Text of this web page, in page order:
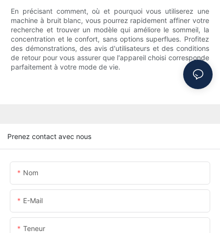
En précisant comment, où et pourquoi vous utiliserez une
machine à bruit blanc, vous pourrez rapidement affiner votre
recherche et trouver un modèle qui améliore le sommeil, la
concentration et le confort, sans options superflues. Profitez
des démonstrations, des avis d'utilisateurs et des conditions
de retour pour vous assurer que l'appareil choisi corresponde
parfaitement à votre mode de vie.
Prenez contact avec nous
Nom
E-Mail
Teneur